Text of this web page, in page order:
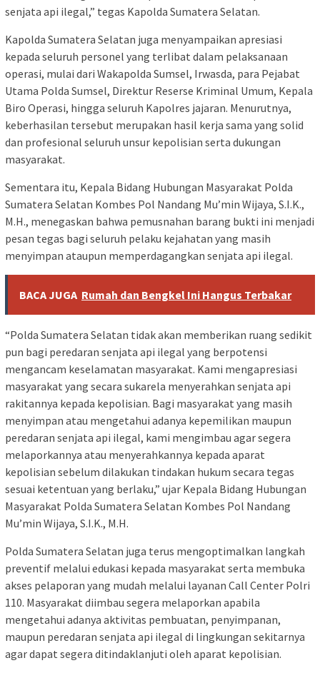
senjata api ilegal,” tegas Kapolda Sumatera Selatan.
Kapolda Sumatera Selatan juga menyampaikan apresiasi
kepada seluruh personel yang terlibat dalam pelaksanaan
operasi, mulai dari Wakapolda Sumsel, Irwasda, para Pejabat
Utama Polda Sumsel, Direktur Reserse Kriminal Umum, Kepala
Biro Operasi, hingga seluruh Kapolres jajaran. Menurutnya,
keberhasilan tersebut merupakan hasil kerja sama yang solid
dan profesional seluruh unsur kepolisian serta dukungan
masyarakat.
Sementara itu, Kepala Bidang Hubungan Masyarakat Polda
Sumatera Selatan Kombes Pol Nandang Mu’min Wijaya, S.I.K.,
M.H., menegaskan bahwa pemusnahan barang bukti ini menjadi
pesan tegas bagi seluruh pelaku kejahatan yang masih
menyimpan ataupun memperdagangkan senjata api ilegal.
BACA JUGA Rumah dan Bengkel Ini Hangus Terbakar
“Polda Sumatera Selatan tidak akan memberikan ruang sedikit
pun bagi peredaran senjata api ilegal yang berpotensi
mengancam keselamatan masyarakat. Kami mengapresiasi
masyarakat yang secara sukarela menyerahkan senjata api
rakitannya kepada kepolisian. Bagi masyarakat yang masih
menyimpan atau mengetahui adanya kepemilikan maupun
peredaran senjata api ilegal, kami mengimbau agar segera
melaporkannya atau menyerahkannya kepada aparat
kepolisian sebelum dilakukan tindakan hukum secara tegas
sesuai ketentuan yang berlaku,” ujar Kepala Bidang Hubungan
Masyarakat Polda Sumatera Selatan Kombes Pol Nandang
Mu’min Wijaya, S.I.K., M.H.
Polda Sumatera Selatan juga terus mengoptimalkan langkah
preventif melalui edukasi kepada masyarakat serta membuka
akses pelaporan yang mudah melalui layanan Call Center Polri
110. Masyarakat diimbau segera melaporkan apabila
mengetahui adanya aktivitas pembuatan, penyimpanan,
maupun peredaran senjata api ilegal di lingkungan sekitarnya
agar dapat segera ditindaklanjuti oleh aparat kepolisian.